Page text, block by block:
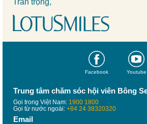
Trân trọng,
Facebook Youtube
Trung tâm chăm sóc hội viên Bông
Gọi trong Việt Nam: 1900 1800
Gọi từ nước ngoài: +84 24 38320320
Email